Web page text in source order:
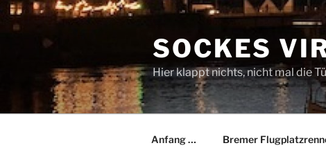
Zum
Inhalt
SOCKES
Hier klappt nichts, nicht mal die
Anfang … Bremer